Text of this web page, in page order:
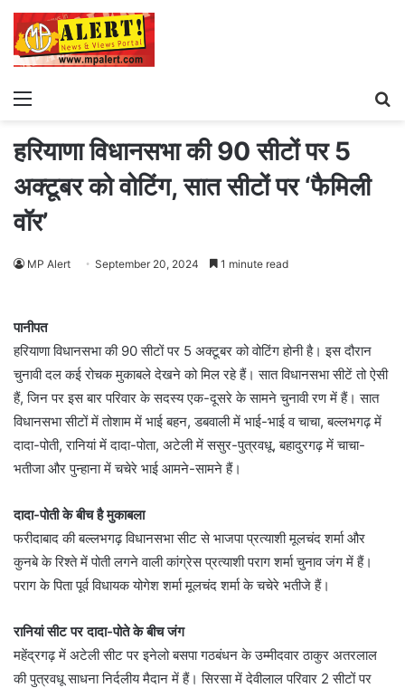
Menu
हरियाणा विधानसभा की 90 सीटों पर 5
अक्टूबर को वोटिंग, सात सीटों पर ‘फैमिली
वॉर’
MP Alert September 20, 2024 1 minute read
पानीपत
हरियाणा विधानसभा की 90 सीटों पर 5 अक्टूबर को वोटिंग होनी है। इस दौरान
चुनावी दल कई रोचक मुकाबले देखने को मिल रहे हैं। सात विधानसभा सीटें तो ऐसी
हैं, जिन पर इस बार परिवार के सदस्य एक-दूसरे के सामने चुनावी रण में हैं। सात
विधानसभा सीटों में तोशाम में भाई बहन, डबवाली में भाई-भाई व चाचा, बल्लभगढ़ में
दादा-पोती, रानियां में दादा-पोता, अटेली में ससुर-पुत्रवधू, बहादुरगढ़ में चाचा-
भतीजा और पुन्हाना में चचेरे भाई आमने-सामने हैं।
दादा-पोती के बीच है मुकाबला
फरीदाबाद की बल्लभगढ़ विधानसभा सीट से भाजपा प्रत्याशी मूलचंद शर्मा और
कुनबे के रिश्ते में पोती लगने वाली कांग्रेस प्रत्याशी पराग शर्मा चुनाव जंग में हैं।
पराग के पिता पूर्व विधायक योगेश शर्मा मूलचंद शर्मा के चचेरे भतीजे हैं।
रानियां सीट पर दादा-पोते के बीच जंग
महेंद्रगढ़ में अटेली सीट पर इनेलो बसपा गठबंधन के उम्मीदवार ठाकुर अतरलाल
की पुत्रवधू साधना निर्दलीय मैदान में हैं। सिरसा में देवीलाल परिवार 2 सीटों पर